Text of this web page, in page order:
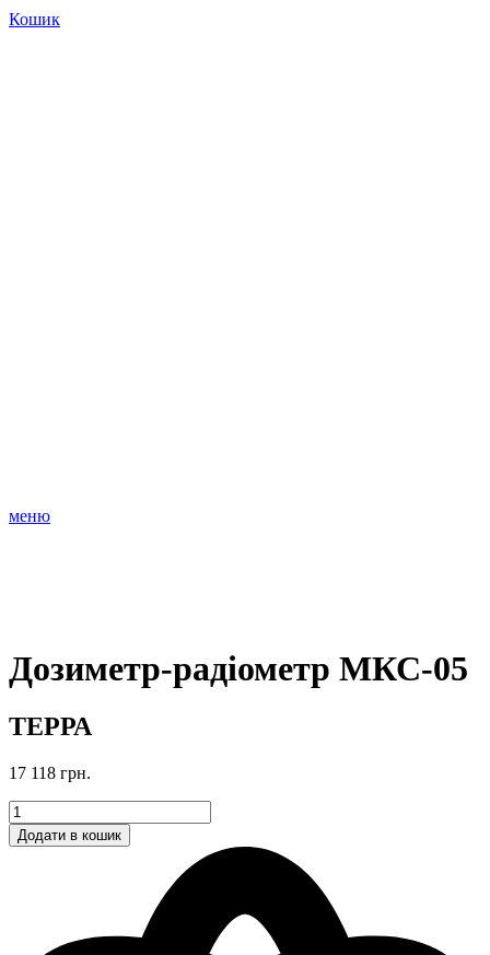
Кошик
меню
Дозиметр-радіометр МКС-05
ТЕРРА
17 118 грн.
ТЕРРА
Дозиметр-
радіометр
Додати в кошик